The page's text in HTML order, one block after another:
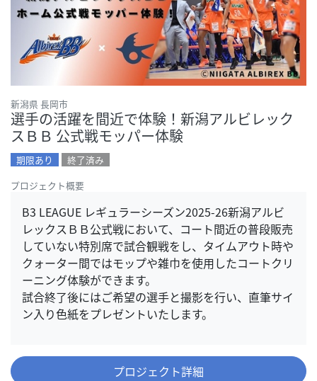
新潟県 長岡市
選手の活躍を間近で体験！新潟アルビレック
スＢＢ 公式戦モッパー体験
期限あり
終了済み
プロジェクト概要
B3 LEAGUE レギュラーシーズン2025-26新潟アルビ
レックスＢＢ公式戦において、コート間近の普段販売
していない特別席で試合観戦をし、タイムアウト時や
クォーター間ではモップや雑巾を使用したコートクリ
ーニング体験ができます。
試合終了後にはご希望の選手と撮影を行い、直筆サイ
ン入り色紙をプレゼントいたします。
プロジェクト詳細